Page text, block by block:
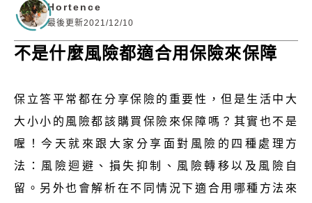
Hortence
最後更新2021/12/10
不是什麼風險都適合用保險來保障
保立答平常都在分享保險的重要性，但是生活中大
大小小的風險都該購買保險來保障嗎？其實也不是
喔！今天就來跟大家分享面對風險的四種處理方
法：風險迴避、損失抑制、風險轉移以及風險自
留。另外也會解析在不同情況下適合用哪種方法來